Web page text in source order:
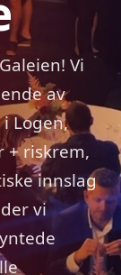
Vi
av
Logen,
+ riskrem,
innslag
vi